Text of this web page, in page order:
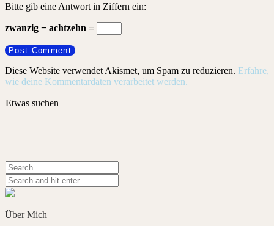
Bitte gib eine Antwort in Ziffern ein:
zwanzig − achtzehn =
Diese Website verwendet Akismet, um Spam zu reduzieren. Erfahre,
wie deine Kommentardaten verarbeitet werden.
Etwas suchen
Über Mich